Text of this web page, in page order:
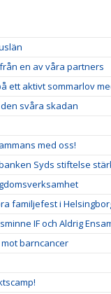
en av våra partners
ett aktivt sommarlov
svåra skadan
med oss!
Syds stiftelse
familjefest i
IF och Aldrig
barncancer